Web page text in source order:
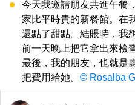
今天我邀請朋友共進午餐
家比平時貴的新餐館。在
還點了甜點。結賬時，我
前一天晚上把它拿出來檢
最後，我的朋友，也就是
把費用給她。 © Rosalba